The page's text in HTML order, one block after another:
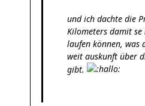
und ich dachte die
Kilometers damit
laufen können, was
weit auskunft über
gibt.